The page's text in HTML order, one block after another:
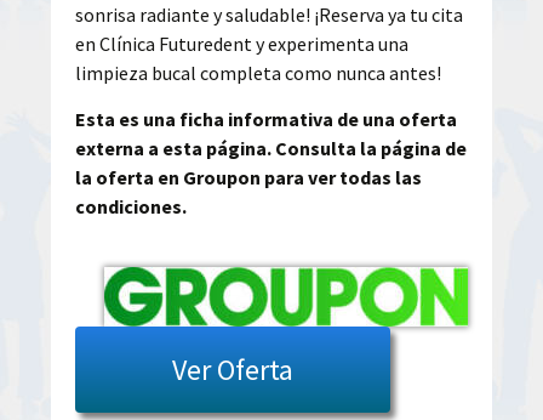
sonrisa radiante y saludable! ¡Reserva ya tu cita
en Clínica Futuredent y experimenta una
limpieza bucal completa como nunca antes!
Esta es una ficha informativa de una oferta
externa a esta página. Consulta la página de
la oferta en Groupon para ver todas las
condiciones.
Ver Oferta